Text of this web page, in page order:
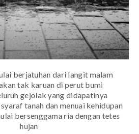
berjatuhan dari langit malam
tak karuan di perut bumi
gejolak yang didapatinya
tanah dan menuai kehidupan
bersenggama ria dengan tetes
hujan